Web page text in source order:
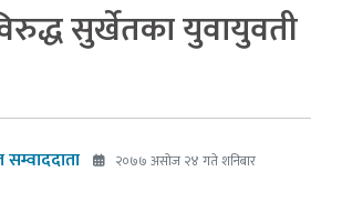
सुर्खेतका युवायुवती
२०७७ असोज २४ गते शनिबार